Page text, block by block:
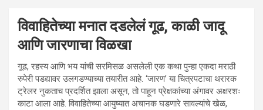
विवाहितेच्या मनात दडलेलं गूढ, काळी जादू
आणि जारणाचा विळखा
गूढ, रहस्य आणि भय यांची सरमिसळ असलेली एक कथा पुन्हा एकदा मराठी
रुपेरी पडद्यावर उलगडण्याच्या तयारीत आहे. ‘जारण’ या चित्रपटाचा थरारक
ट्रेलर नुकताच प्रदर्शित झाला असून, तो पाहून प्रेक्षकांच्या अंगावर अक्षरशः
काटा आला आहे. विवाहितेच्या आयुष्यात अचानक घडणारे सावल्यांचे खेळ,